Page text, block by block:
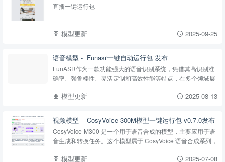
直播一键运行包
模型更新 2025-09-25
语音模型 - ‌ Funasr一键自动运行包 发布
FunASR作为一款功能强大的语音识别系统，凭借其高识别准
确率、强鲁棒性、灵活定制和高效性能等特点，在多个领域展
模型更新 2025-08-13
视频模型 - ‌ CosyVoice-300M模型一键运行包 v0.7.0发布
CosyVoice-M300 是一个用于语音合成的模型，主要应用于语
音生成和转换任务。这个模型属于 CosyVoice 语音合成系列，
别适用于需要自定义情感、语调和发音特征...
模型更新 2025-07-08